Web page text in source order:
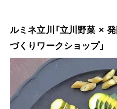
ルミネ立川「立川野菜 ×
づくりワークショップ」